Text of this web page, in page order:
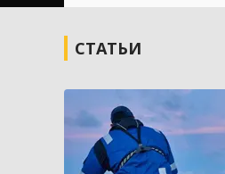
СТАТЬИ